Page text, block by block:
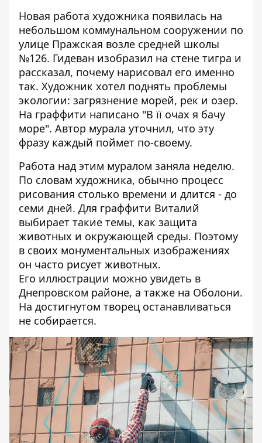
Новая работа художника появилась на
небольшом коммунальном сооружении по
улице Пражская возле средней школы
№126. Гидеван изобразил на стене тигра и
рассказал, почему нарисовал его именно
так. Художник хотел поднять проблемы
экологии: загрязнение морей, рек и озер.
На граффити написано "В її очах я бачу
море". Автор мурала уточнил, что эту
фразу каждый поймет по-своему.
Работа над этим муралом заняла неделю.
По словам художника, обычно процесс
рисования столько времени и длится - до
семи дней. Для граффити Виталий
выбирает такие темы, как защита
животных и окружающей среды. Поэтому
в своих монументальных изображениях
он часто рисует животных.
Его иллюстрации можно увидеть в
Днепровском районе, а также на Оболони.
На достигнутом творец останавливаться
не собирается.